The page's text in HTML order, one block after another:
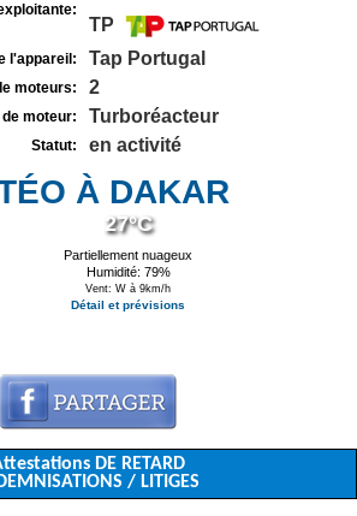
TP
l'appareil: Tap Portugal
moteurs: 2
de moteur: Turboréacteur
Statut: en activité
À DAKAR
27°C
Partiellement nuageux
Humidité: 79%
Vent: W à 9km/h
Détail et prévisions
DE RETARD
/ LITIGES